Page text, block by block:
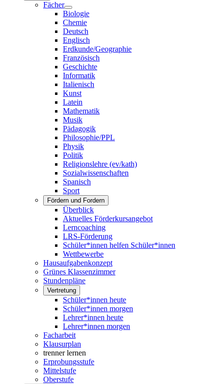
Fächer
Biologie
Chemie
Deutsch
Englisch
Erdkunde/Geographie
Französisch
Geschichte
Informatik
Italienisch
Kunst
Latein
Mathematik
Musik
Pädagogik
Philosophie/PPL
Physik
Politik
Religionslehre (ev/kath)
Sozialwissenschaften
Spanisch
Sport
Fördern und Fordern
Überblick
Aktuelles Förderkursangebot
Lerncoaching
LRS-Förderung
Schüler*innen helfen Schüler*innen
Wettbewerbe
Hausaufgabenkonzept
Grünes Klassenzimmer
Stundenpläne
Vertretung
Schüler*innen heute
Schüler*innen morgen
Lehrer*innen heute
Lehrer*innen morgen
Facharbeit
Klausurplan
trenner lernen
Erprobungsstufe
Mittelstufe
Oberstufe